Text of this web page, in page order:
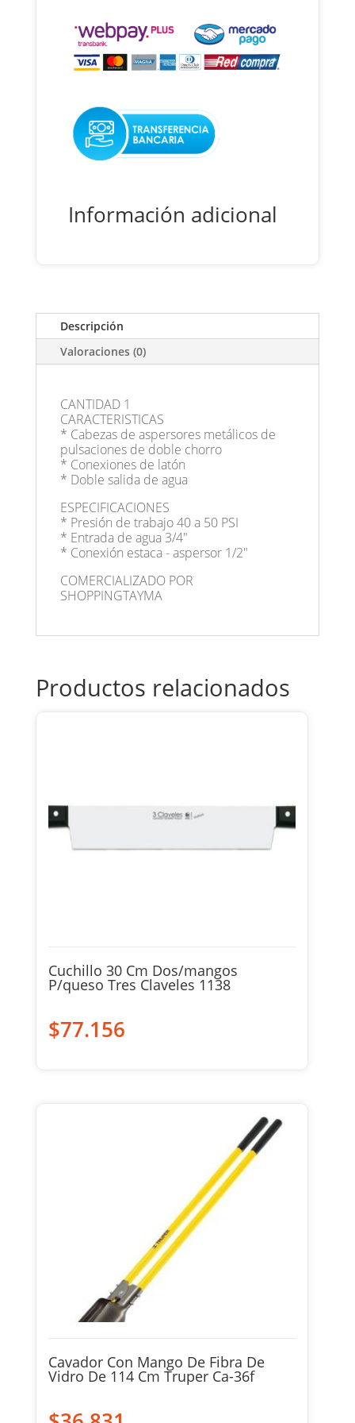
Información adicional
Descripción
Valoraciones (0)
CANTIDAD 1
CARACTERISTICAS
* Cabezas de aspersores metálicos de
pulsaciones de doble chorro
* Conexiones de latón
* Doble salida de agua
ESPECIFICACIONES
* Presión de trabajo 40 a 50 PSI
* Entrada de agua 3/4"
* Conexión estaca - aspersor 1/2"
COMERCIALIZADO POR
SHOPPINGTAYMA
Productos relacionados
Cuchillo 30 Cm Dos/mangos
P/queso Tres Claveles 1138
$77.156
Cavador Con Mango De Fibra De
Vidro De 114 Cm Truper Ca-36f